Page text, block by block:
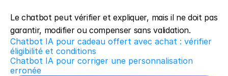
Le chatbot peut vérifier et expliquer, mais il ne doit pas
garantir, modifier ou compenser sans validation.
Chatbot IA pour cadeau offert avec achat : vérifier
éligibilité et conditions
Chatbot IA pour corriger une personnalisation
erronée